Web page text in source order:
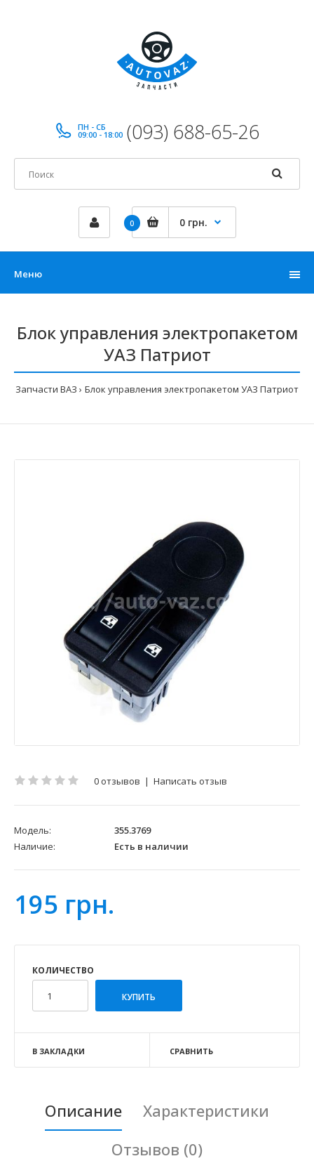
ПН - СБ
09:00 - 18:00 (093) 688-65-26
0 0 грн.
Меню
Блок управления электропакетом
УАЗ Патриот
Запчасти ВАЗ Блок управления электропакетом УАЗ Патриот
0 отзывов | Написать отзыв
Модель:
355.3769
Наличие:
Есть в наличии
195 грн.
КОЛИЧЕСТВО
В ЗАКЛАДКИ СРАВНИТЬ
Описание
Характеристики
Отзывов (0)